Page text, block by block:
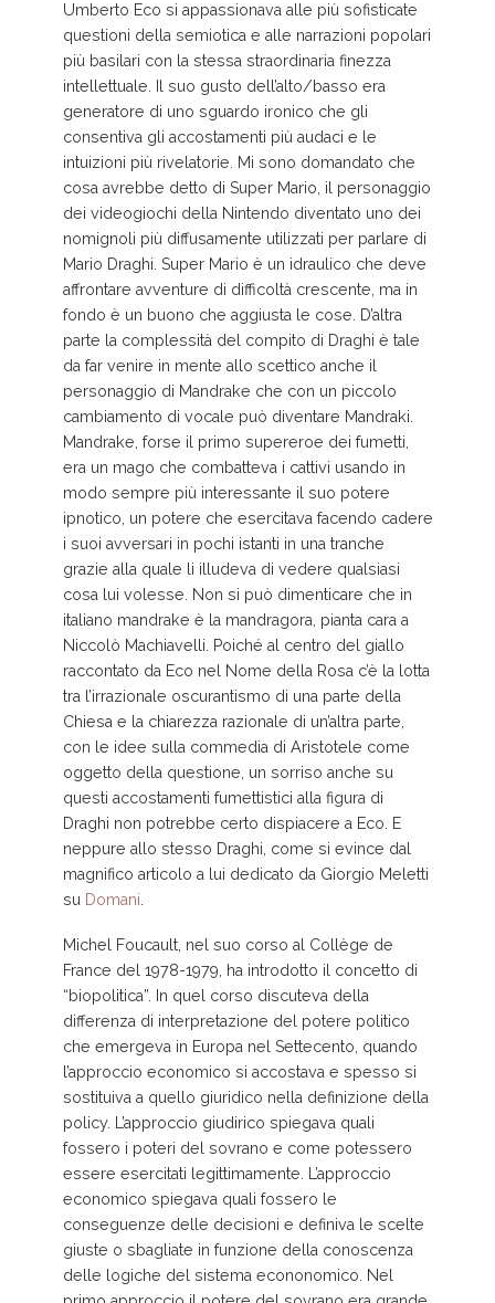
Umberto Eco si appassionava alle più sofisticate
questioni della semiotica e alle narrazioni popolari
più basilari con la stessa straordinaria finezza
intellettuale. Il suo gusto dell’alto/basso era
generatore di uno sguardo ironico che gli
consentiva gli accostamenti più audaci e le
intuizioni più rivelatorie. Mi sono domandato che
cosa avrebbe detto di Super Mario, il personaggio
dei videogiochi della Nintendo diventato uno dei
nomignoli più diffusamente utilizzati per parlare di
Mario Draghi. Super Mario è un idraulico che deve
affrontare avventure di difficoltà crescente, ma in
fondo è un buono che aggiusta le cose. D’altra
parte la complessità del compito di Draghi è tale
da far venire in mente allo scettico anche il
personaggio di Mandrake che con un piccolo
cambiamento di vocale può diventare Mandraki.
Mandrake, forse il primo supereroe dei fumetti,
era un mago che combatteva i cattivi usando in
modo sempre più interessante il suo potere
ipnotico, un potere che esercitava facendo cadere
i suoi avversari in pochi istanti in una tranche
grazie alla quale li illudeva di vedere qualsiasi
cosa lui volesse. Non si può dimenticare che in
italiano mandrake è la mandragora, pianta cara a
Niccolò Machiavelli. Poiché al centro del giallo
raccontato da Eco nel Nome della Rosa c’è la lotta
tra l’irrazionale oscurantismo di una parte della
Chiesa e la chiarezza razionale di un’altra parte,
con le idee sulla commedia di Aristotele come
oggetto della questione, un sorriso anche su
questi accostamenti fumettistici alla figura di
Draghi non potrebbe certo dispiacere a Eco. E
neppure allo stesso Draghi, come si evince dal
magnifico articolo a lui dedicato da Giorgio Meletti
su Domani.
Michel Foucault, nel suo corso al Collège de
France del 1978-1979, ha introdotto il concetto di
“biopolitica”. In quel corso discuteva della
differenza di interpretazione del potere politico
che emergeva in Europa nel Settecento, quando
l’approccio economico si accostava e spesso si
sostituiva a quello giuridico nella definizione della
policy. L’approccio giudirico spiegava quali
fossero i poteri del sovrano e come potessero
essere esercitati legittimamente. L’approccio
economico spiegava quali fossero le
conseguenze delle decisioni e definiva le scelte
giuste o sbagliate in funzione della conoscenza
delle logiche del sistema econonomico. Nel